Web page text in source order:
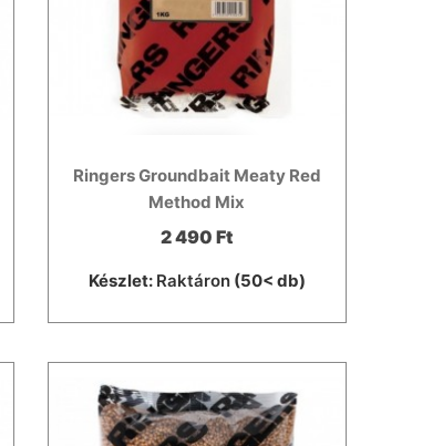
Ringers Groundbait Meaty Red
Method Mix
2 490 Ft
Készlet: Raktáron(50< db)